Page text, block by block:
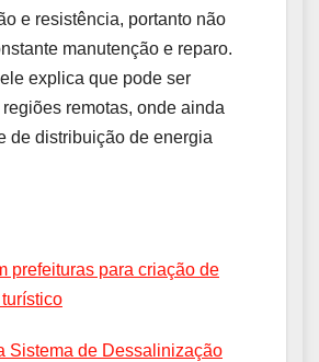
e resistência, portanto não
manutenção e reparo.
explica que pode ser
remotas, onde ainda
de distribuição de energia
prefeituras para criação de
Sistema de Dessalinização